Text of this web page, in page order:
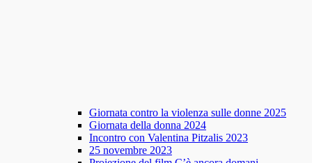
Giornata contro la violenza sulle donne 2025
Giornata della donna 2024
Incontro con Valentina Pitzalis 2023
25 novembre 2023